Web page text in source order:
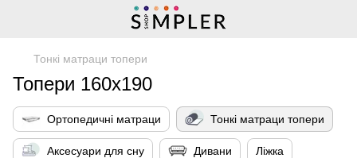
Тонкі матраци топери
Топери 160x190
Ортопедичні матраци Тонкі матраци топери
Аксесуари для сну Дивани Ліжка